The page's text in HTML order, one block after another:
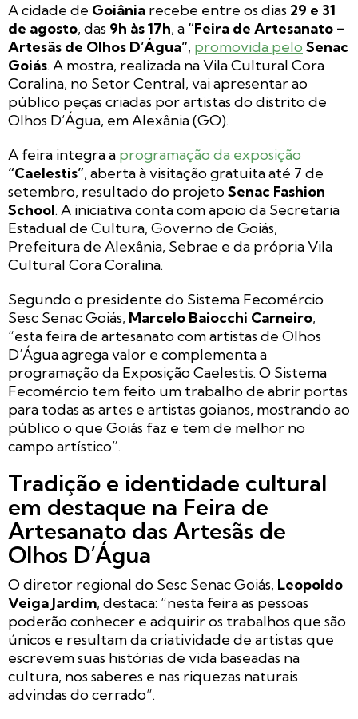
A cidade de Goiânia recebe entre os dias 29 e 31
de agosto, das 9h às 17h, a “Feira de Artesanato –
Artesãs de Olhos D’Água”, promovida pelo Senac
Goiás. A mostra, realizada na Vila Cultural Cora
Coralina, no Setor Central, vai apresentar ao
público peças criadas por artistas do distrito de
Olhos D’Água, em Alexânia (GO).
A feira integra a programação da exposição
“Caelestis”, aberta à visitação gratuita até 7 de
setembro, resultado do projetoSenac Fashion
School. A iniciativa conta com apoio da Secretaria
Estadual de Cultura, Governo de Goiás,
Prefeitura de Alexânia, Sebrae e da própria Vila
Cultural Cora Coralina.
Segundo o presidente do Sistema Fecomércio
Sesc Senac Goiás, Marcelo Baiocchi Carneiro,
“esta feira de artesanato com artistas de Olhos
D’Água agrega valor e complementa a
programação da Exposição Caelestis. O Sistema
Fecomércio tem feito um trabalho de abrir portas
para todas as artes e artistas goianos, mostrando ao
público o que Goiás faz e tem de melhor no
campo artístico”.
Tradição e identidade cultural
em destaque na Feira de
Artesanato das Artesãs de
Olhos D’Água
O diretor regional do Sesc Senac Goiás, Leopoldo
Veiga Jardim, destaca: “nesta feira as pessoas
poderão conhecer e adquirir os trabalhos que são
únicos e resultam da criatividade de artistas que
escrevem suas histórias de vida baseadas na
cultura, nos saberes e nas riquezas naturais
advindas do cerrado”.